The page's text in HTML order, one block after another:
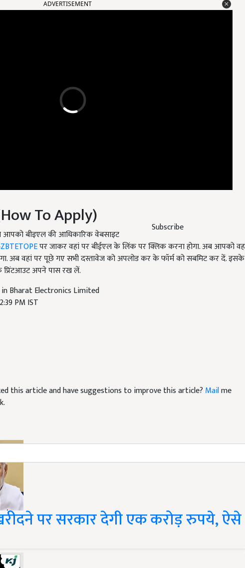
Subscribe
To Apply)
बीइएल की आधिकारिक वेबसाइट
पर जाकर वहां पर बीईएल के लिंक पर क्लिक करना होगा. अब आपको वहां
अब वहां पर पूछे गए सभी दस्तावेज को अपलोड कर के फॉर्म को सबमिट कर दें. इसके
अपने पास रख लें.
PM IST
this article and have suggestions to improve this article?
पर सरकार देगी एक करोड़ रुपये, ऐसे